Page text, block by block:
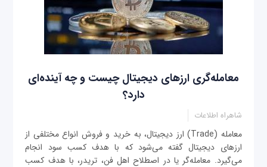
معامله‌گری ارزهای دیجیتال چیست و چه آینده‌ای
دارد؟
شاهراه اطلاعات
معامله (Trade) ارز دیجیتال، به خرید و فروش انواع مختلفی از
ارزهای دیجیتال گفته می‌شود که با هدف کسب سود انجام
می‌گیرد. معامله‌گر یا در اصطلاح اهل فن، تریدر، با هدف کسب